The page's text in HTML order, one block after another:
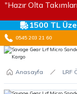
"Hazır Olta
1500 TL
0545 203 21 60
Anasayfa LRF